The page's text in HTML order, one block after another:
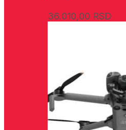
36.010,00 RSD